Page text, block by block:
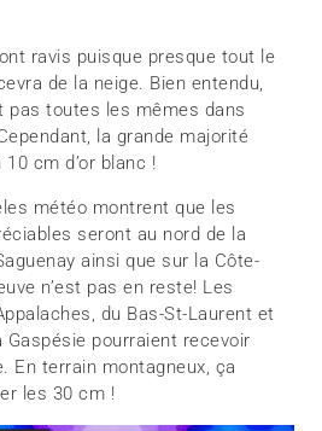
ravis puisque presque tout le
de la neige. Bien entendu,
pas toutes les mêmes dans
la grande majorité
cm d’or blanc !
météo montrent que les
seront au nord de la
ainsi que sur la Côte-
n’est pas en reste! Les
du Bas-St-Laurent et
pourraient recevoir
En terrain montagneux, ça
les 30 cm !